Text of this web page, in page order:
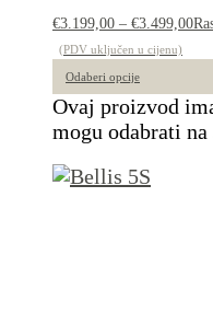
€3.199,00 – €3.499,00
(PDV uključen u cijenu)
Odaberi opcije
Ovaj proizvod
mogu odabrati